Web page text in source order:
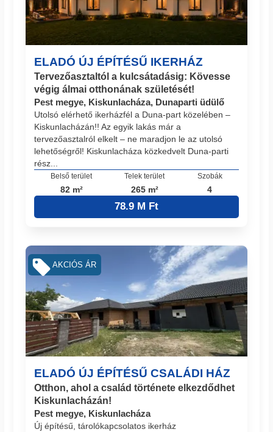
ELADÓ ÚJ ÉPÍTÉSŰ IKERHÁZ
Tervezőasztaltól a kulcsátadásig: Kövesse
végig álmai otthonának születését!
Pest megye, Kiskunlacháza, Dunaparti üdülő
Utolsó elérhető ikerházfél a Duna-part közelében –
Kiskunlacházán!! Az egyik lakás már a
tervezőasztalról elkelt – ne maradjon le az utolsó
lehetőségről! Kiskunlacháza közkedvelt Duna-parti
rész...
Belső terület
82 m²
Telek terület
265 m²
Szobák
4
78.9 M Ft
ELADÓ ÚJ ÉPÍTÉSŰ CSALÁDI HÁZ
Otthon, ahol a család története elkezdődhet
Kiskunlacházán!
Pest megye, Kiskunlacháza
Új építésű, tárolókapcsolatos ikerház
AKCIÓS ÁR